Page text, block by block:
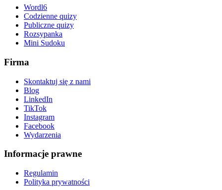
Wordl6
Codzienne quizy
Publiczne quizy
Rozsypanka
Mini Sudoku
Firma
Skontaktuj się z nami
Blog
LinkedIn
TikTok
Instagram
Facebook
Wydarzenia
Informacje prawne
Regulamin
Polityka prywatności